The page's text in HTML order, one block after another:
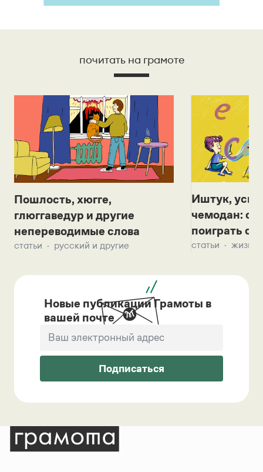
почитать на грамоте
Пошлость, хюгге,
глюггаведур и другие
непереводимые слова
статьи русский и другие
Иштук,
чемодан:
поиграть с
статьи жизнь
Новые публикации Грамоты в
вашей почте
Подписаться